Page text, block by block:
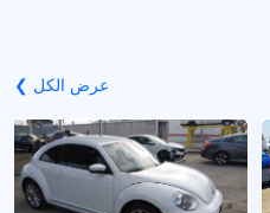
عرض الكل ❯